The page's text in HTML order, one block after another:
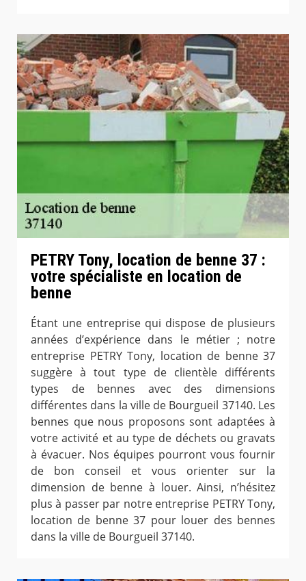
PETRY Tony, location de benne 37 :
votre spécialiste en location de
benne
Étant une entreprise qui dispose de plusieurs
années d’expérience dans le métier ; notre
entreprise PETRY Tony, location de benne 37
suggère à tout type de clientèle différents
types de bennes avec des dimensions
différentes dans la ville de Bourgueil 37140. Les
bennes que nous proposons sont adaptées à
votre activité et au type de déchets ou gravats
à évacuer. Nos équipes pourront vous fournir
de bon conseil et vous orienter sur la
dimension de benne à louer. Ainsi, n’hésitez
plus à passer par notre entreprise PETRY Tony,
location de benne 37 pour louer des bennes
dans la ville de Bourgueil 37140.